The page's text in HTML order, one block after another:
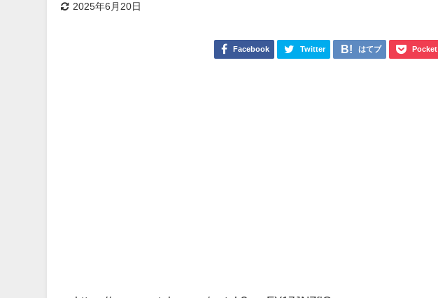
2025年6月20日
Facebook Twitter はてブ Pocket